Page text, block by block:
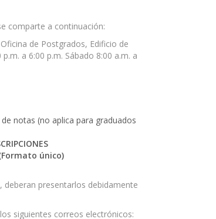
comparte a continuación:
de Postgrados, Edificio de
a 6:00 p.m. Sábado 8:00 a.m. a
notas (no aplica para graduados
único)
presentarlos debidamente
siguientes correos electrónicos: